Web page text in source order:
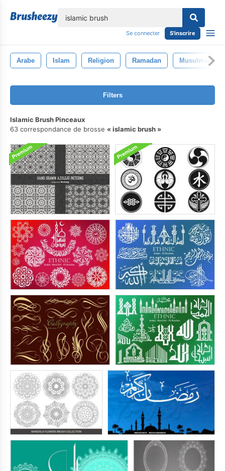
Se connecter S'inscrire
Arabe Islam Religion Ramadan Musulman
Filters
Islamic Brush Pinceaux
63 correspondance de brosse
islamic brush